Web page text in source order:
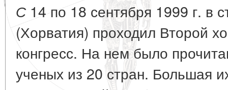
С14 по 18 сентября 1999 г. в
(Хорватия) проходил Второй
конгресс. На нем было
ученых из 20 стран. Большая